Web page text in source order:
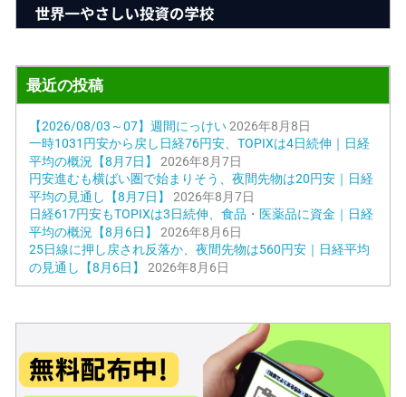
最近の投稿
【2026/08/03～07】週間にっけい 2026年8月8日
一時1031円安から戻し日経76円安、TOPIXは4日続伸｜日経
平均の概況【8月7日】
2026年8月7日
円安進むも横ばい圏で始まりそう、夜間先物は20円安｜日経
平均の見通し【8月7日】
2026年8月7日
日経617円安もTOPIXは3日続伸、食品・医薬品に資金｜日経
平均の概況【8月6日】
2026年8月6日
25日線に押し戻され反落か、夜間先物は560円安｜日経平均
の見通し【8月6日】
2026年8月6日